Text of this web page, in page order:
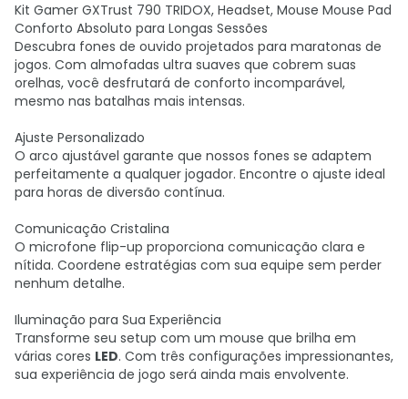
Kit Gamer GXTrust 790 TRIDOX, Headset, Mouse Mouse Pad
Conforto Absoluto para Longas Sessões
Descubra fones de ouvido projetados para maratonas de
jogos. Com almofadas ultra suaves que cobrem suas
orelhas, você desfrutará de conforto incomparável,
mesmo nas batalhas mais intensas.
Ajuste Personalizado
O arco ajustável garante que nossos fones se adaptem
perfeitamente a qualquer jogador. Encontre o ajuste ideal
para horas de diversão contínua.
Comunicação Cristalina
O microfone flip-up proporciona comunicação clara e
nítida. Coordene estratégias com sua equipe sem perder
nenhum detalhe.
Iluminação para Sua Experiência
Transforme seu setup com um mouse que brilha em
várias cores LED. Com três configurações impressionantes,
sua experiência de jogo será ainda mais envolvente.